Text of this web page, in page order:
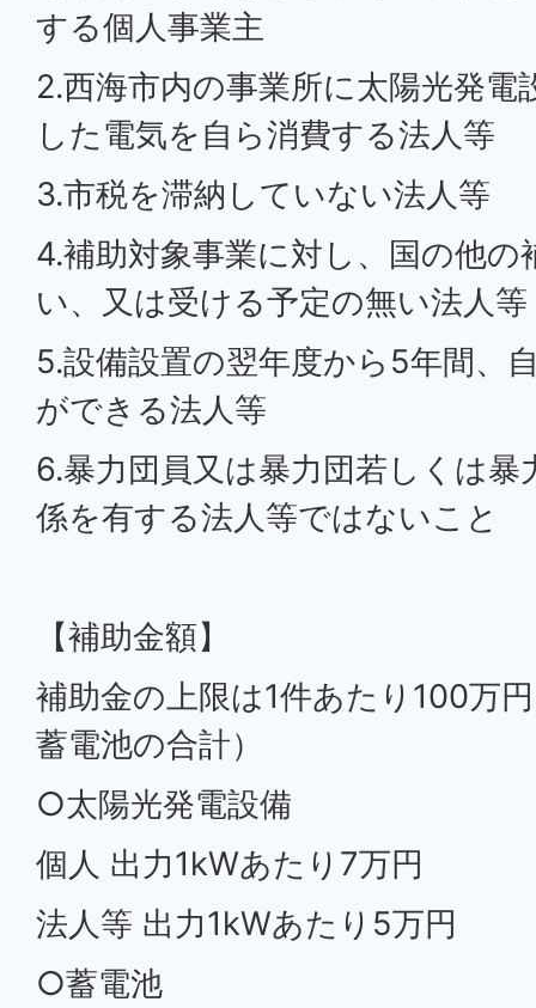
する個人事業主
2.西海市内の事業所に太陽光発電
した電気を自ら消費する法人等
3.市税を滞納していない法人等
4.補助対象事業に対し、国の他
い、又は受ける予定の無い法人等
5.設備設置の翌年度から5年間、
ができる法人等
6.暴力団員又は暴力団若しくは暴
係を有する法人等ではないこと
【補助金額】
補助金の上限は1件あたり100万
蓄電池の合計）
○太陽光発電設備
個人 出力1kWあたり7万円
法人等 出力1kWあたり5万円
○蓄電池